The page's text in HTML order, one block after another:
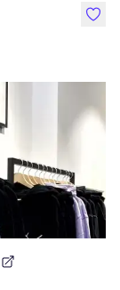
like